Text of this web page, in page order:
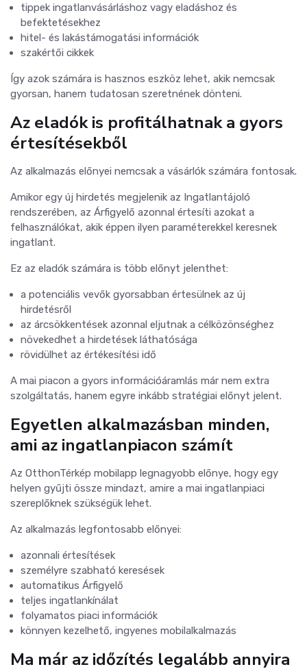
tippek ingatlanvásárláshoz vagy eladáshoz és
befektetésekhez
hitel- és lakástámogatási információk
szakértői cikkek
Így azok számára is hasznos eszköz lehet, akik nemcsak
gyorsan, hanem tudatosan szeretnének dönteni.
Az eladók is profitálhatnak a gyors
értesítésekből
Az alkalmazás előnyei nemcsak a vásárlók számára fontosak.
Amikor egy új hirdetés megjelenik az Ingatlantájoló
rendszerében, az Árfigyelő azonnal értesíti azokat a
felhasználókat, akik éppen ilyen paraméterekkel keresnek
ingatlant.
Ez az eladók számára is több előnyt jelenthet:
a potenciális vevők gyorsabban értesülnek az új
hirdetésről
az árcsökkentések azonnal eljutnak a célközönséghez
növekedhet a hirdetések láthatósága
rövidülhet az értékesítési idő
A mai piacon a gyors információáramlás már nem extra
szolgáltatás, hanem egyre inkább stratégiai előnyt jelent.
Egyetlen alkalmazásban minden,
ami az ingatlanpiacon számít
Az OtthonTérkép mobilapp legnagyobb előnye, hogy egy
helyen gyűjti össze mindazt, amire a mai ingatlanpiaci
szereplőknek szükségük lehet.
Az alkalmazás legfontosabb előnyei:
azonnali értesítések
személyre szabható keresések
automatikus Árfigyelő
teljes ingatlankínálat
folyamatos piaci információk
könnyen kezelhető, ingyenes mobilalkalmazás
Ma már az időzítés legalább annyira